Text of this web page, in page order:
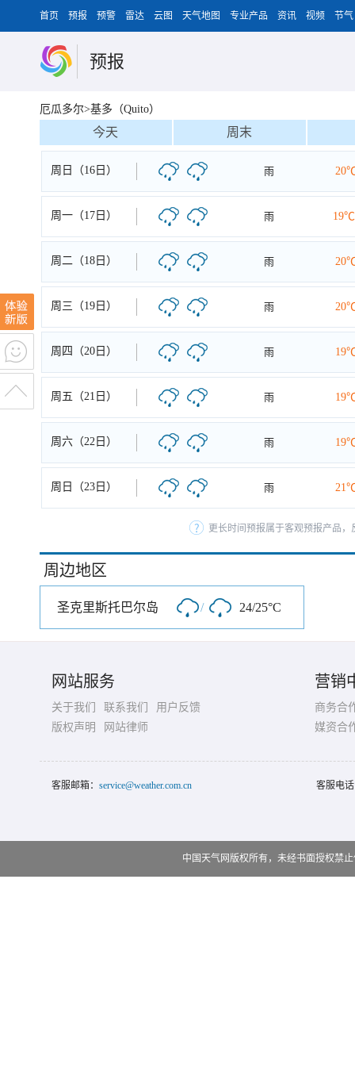
首页 预报 预警 雷达 云图 天气地图 专业产品 资讯 视频 节气
预报
厄瓜多尔>基多（Quito）
今天 周末
周日（16日） 雨
周一（17日） 雨 19℃
周二（18日） 雨
周三（19日） 雨
周四（20日） 雨
周五（21日） 雨
周六（22日） 雨
周日（23日） 雨
更长时间预报属于客观预报产品
周边地区
圣克里斯托巴尔岛 / 24/25°C
网站服务
关于我们 联系我们
用户反馈
版权声明
网站律师
营销
商务合
媒资合
客服邮箱： service@weather.com.cn 客服电
中国天气网版权所有，未经书面授权